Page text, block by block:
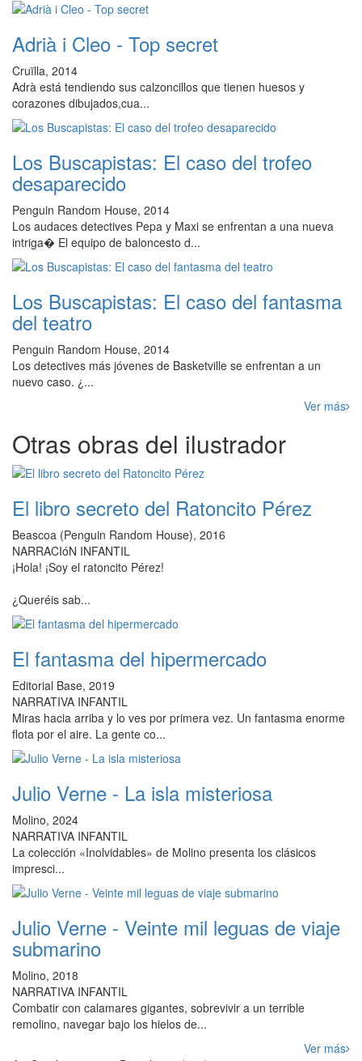
Adrià i Cleo - Top secret
Cruïlla, 2014
Adrà está tendiendo sus calzoncillos que tienen huesos y
corazones dibujados,cua...
Los Buscapistas: El caso del trofeo
desaparecido
Penguin Random House, 2014
Los audaces detectives Pepa y Maxi se enfrentan a una nueva
intriga� El equipo de baloncesto d...
Los Buscapistas: El caso del fantasma
del teatro
Penguin Random House, 2014
Los detectives más jóvenes de Basketville se enfrentan a un
nuevo caso. ¿...
Ver más
Otras obras del ilustrador
El libro secreto del Ratoncito Pérez
Beascoa (Penguin Random House), 2016
NARRACIóN INFANTIL
¡Hola! ¡Soy el ratoncito Pérez!
¿Queréis sab...
El fantasma del hipermercado
Editorial Base, 2019
NARRATIVA INFANTIL
Miras hacia arriba y lo ves por primera vez. Un fantasma enorme
flota por el aire. La gente co...
Julio Verne - La isla misteriosa
Molino, 2024
NARRATIVA INFANTIL
La colección «Inolvidables» de Molino presenta los clásicos
impresci...
Julio Verne - Veinte mil leguas de viaje
submarino
Molino, 2018
NARRATIVA INFANTIL
Combatir con calamares gigantes, sobrevivir a un terrible
remolino, navegar bajo los hielos de...
Ver más